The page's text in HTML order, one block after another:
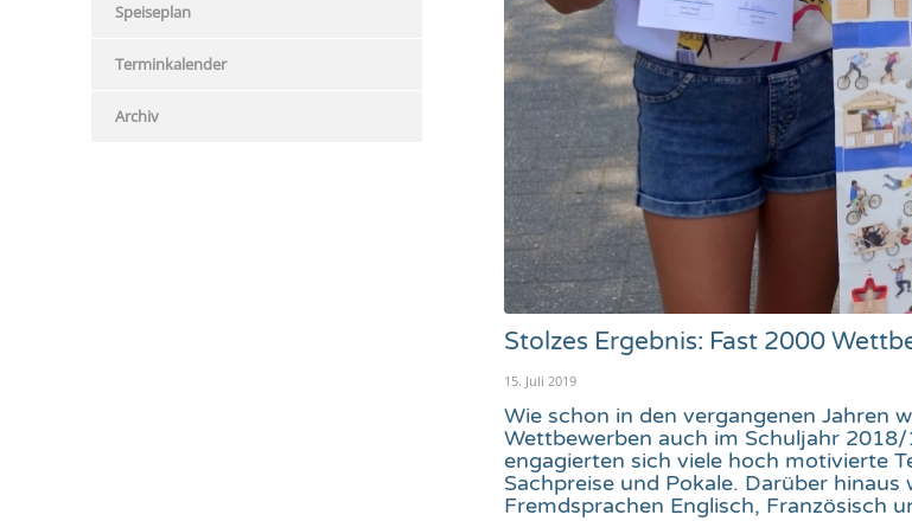
Stolzes Ergebnis: Fast 2000
15. Juli 2019
Wie schon in den vergangenen Jahren
Wettbewerben auch im Schuljahr
engagierten sich viele hoch motivierte
Sachpreise und Pokale. Darüber
Fremdsprachen Englisch, Französisch
Speiseplan
Terminkalender
Archiv